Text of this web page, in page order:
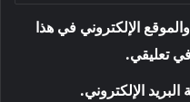
الإلكتروني في هذا
تعليقي.
الإلكتروني.